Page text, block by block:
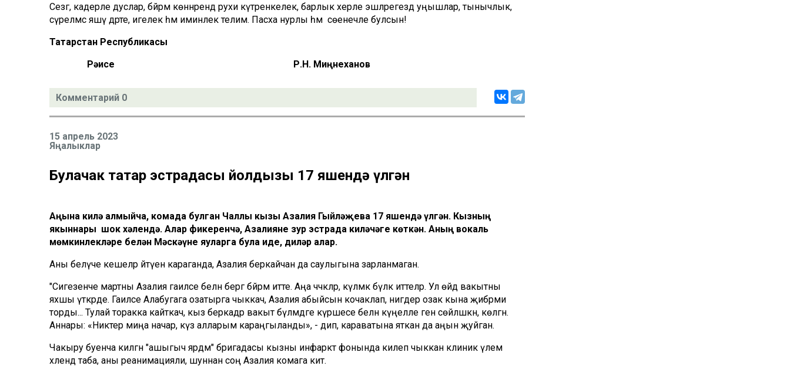
Сезгә, кадерле дуслар, бәйрәм көннәрендә рухи күтәренкелек, барлык хәерле эшләрегездә уңышлар, тынычлык,
сүрелмәс яшәү дәрте, игелек һәм иминлек телим. Пасха нурлы һәм сөенечле булсын!
Татарстан Республикасы
Рәисе Р.Н. Миңнеханов
Комментарий 0
15 апрель 2023
Яңалыклар
Булачак татар эстрадасы йолдызы 17 яшендә үлгән
Аңына килә алмыйча, комада булган Чаллы кызы Азалия Гыйләҗева 17 яшендә үлгән. Кызның
якыннары шок хәлендә. Алар фикеренчә, Азалияне зур эстрада киләчәге көткән. Аның вокаль
мөмкинлекләре белән Мәскәүне яуларга була иде, диләр алар.
Аны белүче кешеләр әйтүенә караганда, Азалия беркайчан да саулыгына зарланмаган.
"Сигезенче мартны Азалия гаиләсе белән бергә бәйрәм итте. Аңа чәчәкләр, күлмәк бүләк иттеләр. Ул өйдә вакытны
яхшы үткәрде. Гаиләсе Алабугага озатырга чыккач, Азалия абыйсын кочаклап, нигәдер озак кына җибәрми
торды... Тулай торакка кайткач, кыз беркадәр вакыт бүлмәдәге күршесе белән күңелле генә сөйләшкән, көлгән.
Аннары: «Никтер миңа начар, күз алларым караңгыланды», - дип, караватына яткан да аңын җуйган.
Чакыру буенча килгән "ашыгыч ярдәм" бригадасы кызны инфаркт фонында килеп чыккан клиник үлем
хәлендә таба, аны реанимацияли, шуннан соң Азалия комага китә.